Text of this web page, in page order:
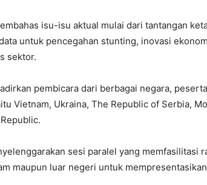
isu-isu aktual mulai dari tantangan
untuk pencegahan stunting, inovasi
sektor.
pembicara dari berbagai negara,
Vietnam, Ukraina, The Republic of Serbia,
sesi paralel yang memfasilitasi
maupun luar negeri untuk